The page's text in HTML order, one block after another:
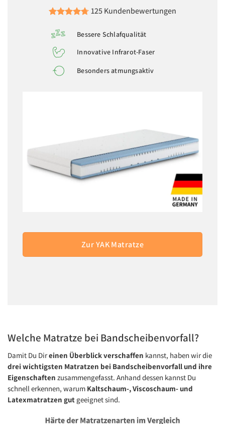
125 Kundenbewertungen
Bessere Schlafqualität
Innovative Infrarot-Faser
Besonders atmungsaktiv
Zur YAK Matratze
Welche Matratze bei Bandscheibenvorfall?
Damit Du Direinen Überblick verschaffen kannst, haben wir die
drei wichtigsten Matratzen bei Bandscheibenvorfall und ihre
Eigenschaften zusammengefasst. Anhand dessen kannst Du
schnell erkennen, warum Kaltschaum-, Viscoschaum- und
Latexmatratzen gut geeignet sind.